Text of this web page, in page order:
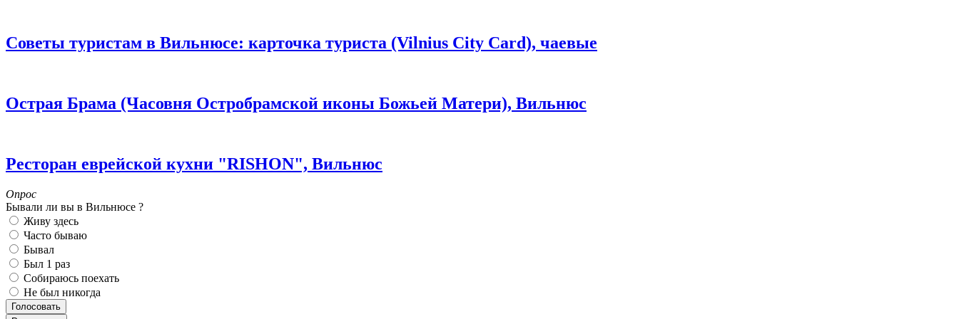
Советы туристам в Вильнюсе: карточка туриста (Vilnius City Card), чаевые
Острая Брама (Часовня Остробрамской иконы Божьей Матери), Вильнюс
Ресторан еврейской кухни "RISHON", Вильнюс
Опрос
Бывали ли вы в Вильнюсе ?
Живу здесь
Часто бываю
Бывал
Был 1 раз
Собираюсь поехать
Не был никогда